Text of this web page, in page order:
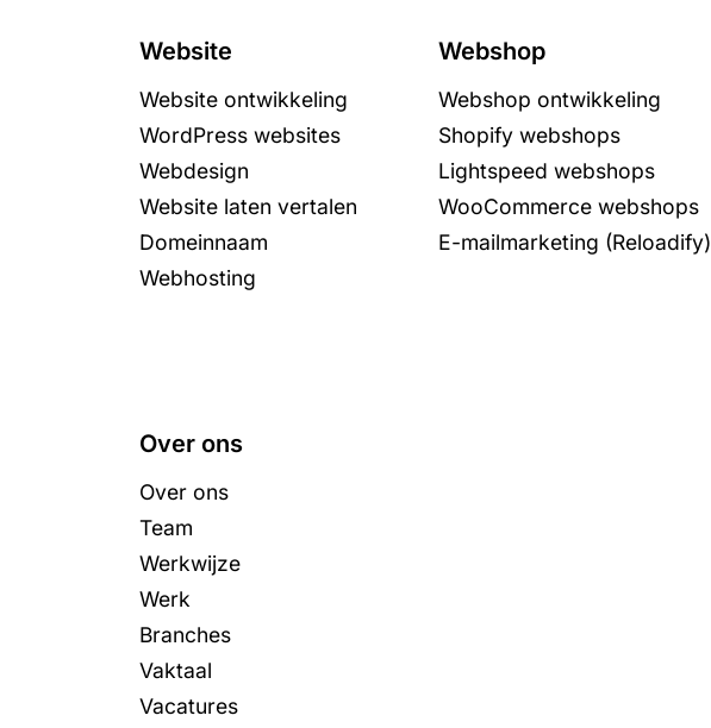
Website
Website ontwikkeling
WordPress websites
Webdesign
Website laten vertalen
Domeinnaam
Webhosting
Webshop
Webshop ontwikkeling
Shopify webshops
Lightspeed webshops
WooCommerce webshops
E-mailmarketing (Reloadify)
Over ons
Over ons
Team
Werkwijze
Werk
Branches
Vaktaal
Vacatures